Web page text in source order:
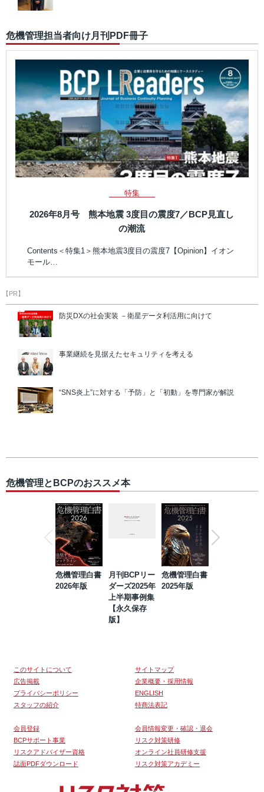
危機管理担当者向け月刊PDF冊子
特集
2026年8月号 熊本地震 3度目の震度7／BCP見直し
の潮流
Contents＜特集1＞熊本地震3度目の震度7【Opinion】イオン
モール…
【PR】
防災DXの社会実装 －衛星データ利活用に向けて
事業継続を見据えたセキュリティを考える
“SNS炎上”に対する「予防」と「初動」を専門家が解説
危機管理とBCPのおススメ本
危機管理白書
2026年版
月刊BCPリー
ダーズ2025年
上半期事例集
【永久保存
版】
危機管理白書
2025年版
このサイトについて
サイトマップ
広告掲載
企業概要・採用情報
プライバシーポリシー
ENGLISH
スタッフの紹介
特商法表記
会員登録
会員情報変更・確認・退会
BCPサポート事業
リスク対策研修
リスクアドバイザー資格
オンライン社員研修支援
誌面PDFダウンロード
リスク対策アカデミー